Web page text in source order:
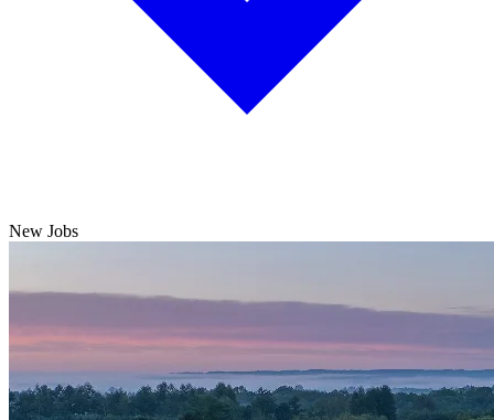
New Jobs